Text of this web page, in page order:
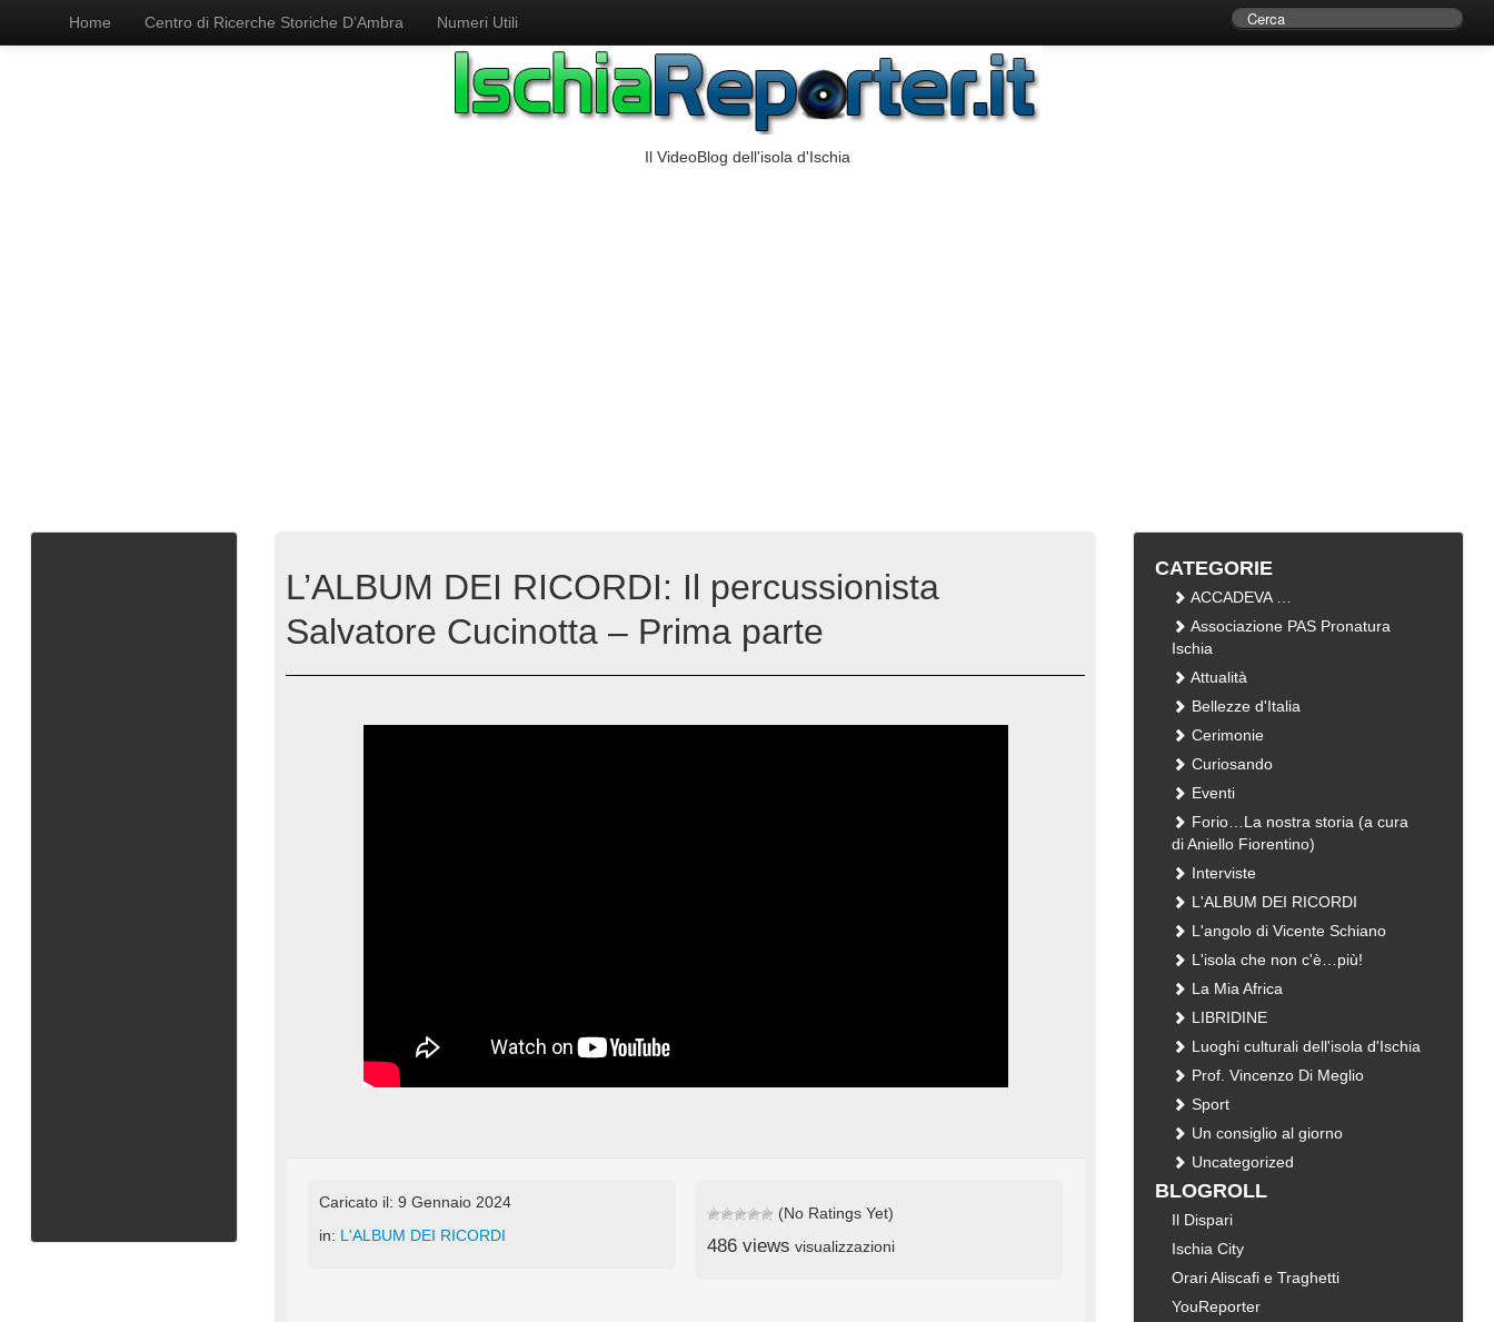
Home Centro di Ricerche Storiche D’Ambra Numeri Utili
Il VideoBlog dell'isola d'Ischia
L’ALBUM DEI RICORDI: Il percussionista
Salvatore Cucinotta – Prima parte
Caricato il: 9 Gennaio 2024
in: L'ALBUM DEI RICORDI
(No Ratings Yet)
486 views visualizzazioni
CATEGORIE
ACCADEVA …
Associazione PAS Pronatura
Ischia
Attualità
Bellezze d'Italia
Cerimonie
Curiosando
Eventi
Forio…La nostra storia (a cura
di Aniello Fiorentino)
Interviste
L'ALBUM DEI RICORDI
L'angolo di Vicente Schiano
L'isola che non c'è…più!
La Mia Africa
LIBRIDINE
Luoghi culturali dell'isola d'Ischia
Prof. Vincenzo Di Meglio
Sport
Un consiglio al giorno
Uncategorized
BLOGROLL
Il Dispari
Ischia City
Orari Aliscafi e Traghetti
YouReporter